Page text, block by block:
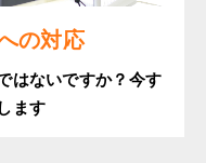
の対応
はないですか？今す
ます